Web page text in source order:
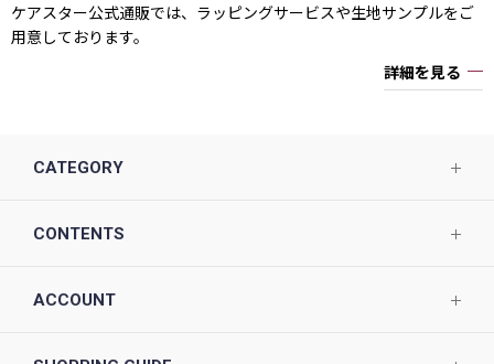
ケアスター公式通販では、ラッピングサービスや生地サンプルをご
用意しております。
詳細を見る
CATEGORY
CONTENTS
ACCOUNT